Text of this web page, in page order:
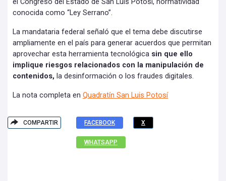
el Congreso del Estado de San Luis Potosí, normatividad
conocida como “Ley Serrano”.
La mandataria federal señaló que el tema debe discutirse
ampliamente en el país para generar acuerdos que permitan
aprovechar esta herramienta tecnológica sin que ello
implique riesgos relacionados con la manipulación de
contenidos, la desinformación o los fraudes digitales.
La nota completa en Quadratín San Luis Potosí
COMPARTIR FACEBOOK X
WHATSAPP